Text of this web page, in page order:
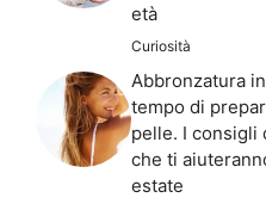
età
Curiosità
Abbronzatura
tempo di
pelle. I consigli
che ti
estate